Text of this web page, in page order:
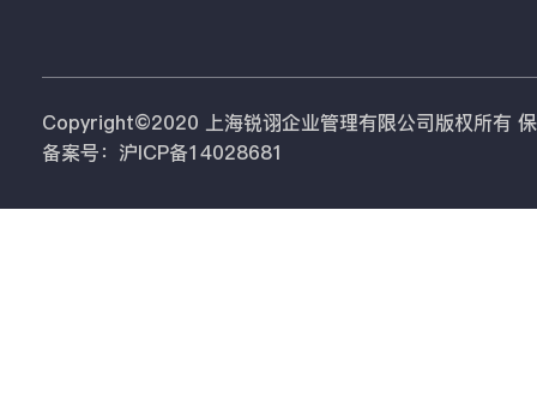
Copyright©2020 上海锐诩企业管理有限公司版权所有
备案号：沪ICP备14028681